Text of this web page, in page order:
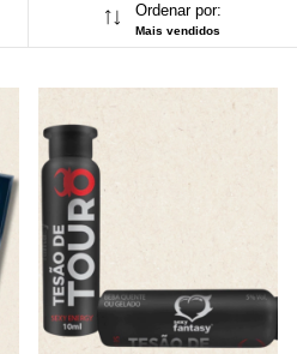
Ordenar por:
Mais vendidos